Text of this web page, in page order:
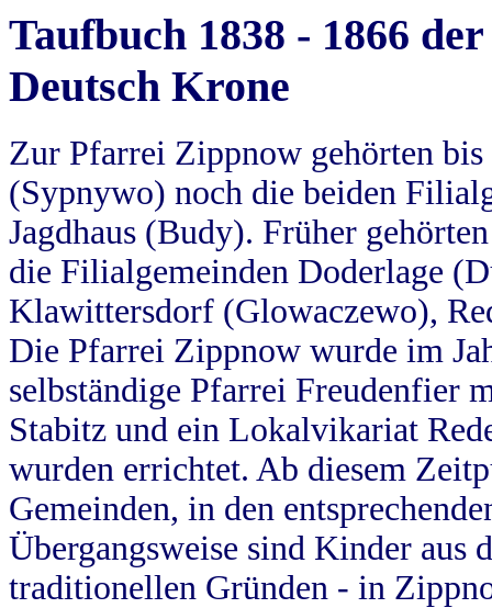
Taufbuch 1838 - 1866
Deutsch Krone
Zur Pfarrei Zippnow gehörten
(Sypnywo) noch die beiden
Jagdhaus (Budy). Früher
die Filialgemeinden Doderlage
Klawittersdorf (Glowaczewo),
Die Pfarrei Zippnow wurde im
selbständige Pfarrei Freudenfier
Stabitz und ein Lokalvikariat
wurden errichtet. Ab diesem
Gemeinden, in den
Übergangsweise sind Kinder aus
traditionellen Gründen - in